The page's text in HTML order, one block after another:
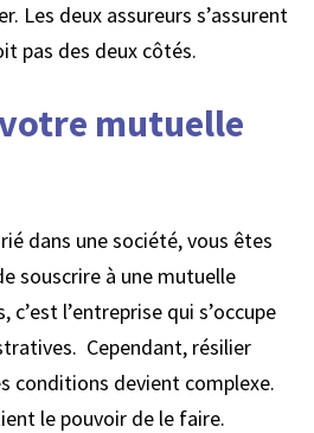
Les deux assureurs s’assurent
pas des deux côtés.
mutuelle
dans une société, vous êtes
souscrire à une mutuelle
l’entreprise qui s’occupe
Cependant, résilier
conditions devient complexe.
le pouvoir de le faire.